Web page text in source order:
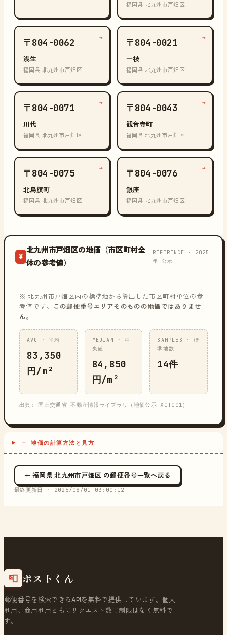
福岡県 北九州市戸畑区
〒804-0062
浅生
福岡県 北九州市戸畑区
→ 〒804-0021
一枝
福岡県 北九州市戸畑区
→
〒804-0071
川代
福岡県 北九州市戸畑区
→ 〒804-0043
観音寺町
福岡県 北九州市戸畑区
→
〒804-0075
北鳥旗町
福岡県 北九州市戸畑区
→ 〒804-0076
銀座
福岡県 北九州市戸畑区
→
¥
北九州市戸畑区の地価（市区町村全
体の参考値）
REFERENCE · 2025
年 公示
※ 北九州市戸畑区内の標準地から算出した市区町村単位の参
考値です。
この郵便番号エリアそのものの地価ではありませ
ん。
AVG · 平均
83,350
円/m²
MEDIAN · 中
央値
84,850
円/m²
SAMPLES · 標
準地数
14件
出典: 国土交通省 不動産情報ライブラリ（地価公示 XCT001）
─ 地価の計算方法と見方
← 福岡県 北九州市戸畑区 の郵便番号一覧へ戻る
最終更新日 · 2026/08/01 03:00:12
📮 ポストくん
郵便番号を検索できるAPIを無料で提供しています。個人
利用、商用利用ともにリクエスト数に制限はなく無料で
す。